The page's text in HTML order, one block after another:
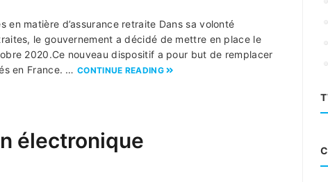
en matière d’assurance retraite Dans sa volonté
le gouvernement a décidé de mettre en place le
2020.Ce nouveau dispositif a pour but de remplacer
en France. …CONTINUE READING
électronique